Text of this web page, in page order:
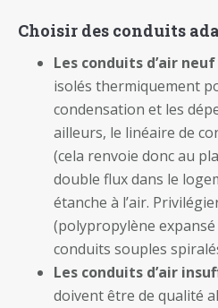
Choisir des conduits
Les conduits d’air
isolés thermiquement
condensation et les
ailleurs, le linéaire de
(cela renvoie donc au
double flux dans le
étanche à l’air.
(polypropylène
conduits souples
Les conduits d’air
doivent être de qualité